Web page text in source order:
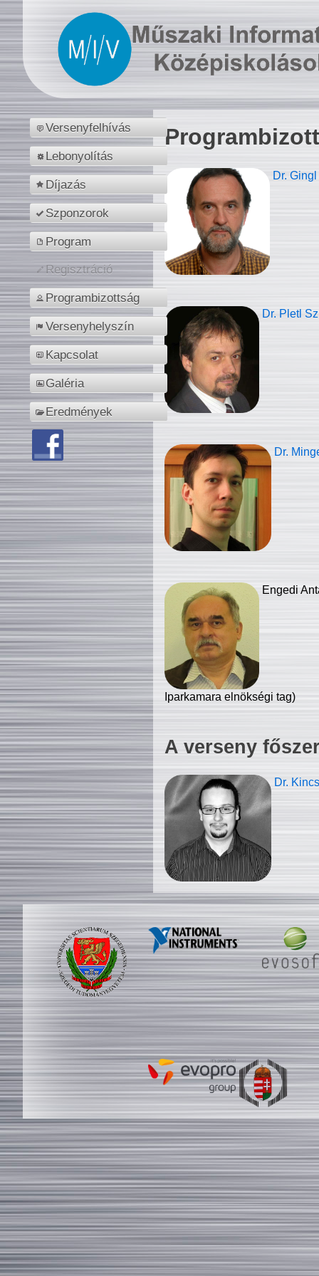
Versenyfelhívás
Lebonyolítás
Díjazás
Szponzorok
Program
Regisztráció
Programbizottság
Versenyhelyszín
Kapcsolat
Galéria
Eredmények
Dr.
Dr. Pletl
Dr.
Engedi
Iparkamara elnökségi tag)
A verseny
Dr.